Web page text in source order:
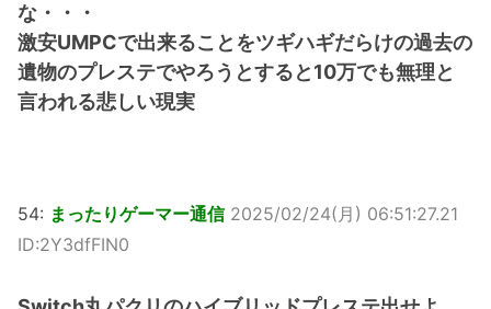
な・・・
激安UMPCで出来ることをツギハギだらけの過去の
遺物のプレステでやろうとすると10万でも無理と
言われる悲しい現実
54: まったりゲーマー通信 2025/02/24(月) 06:51:27.21
ID:2Y3dfFIN0